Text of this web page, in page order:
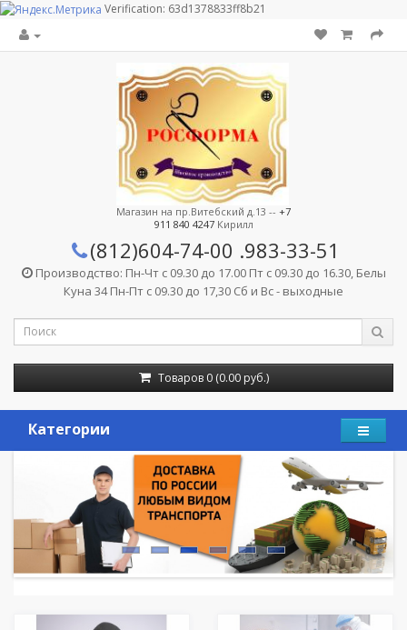
Verification: 63d1378833ff8b21
Магазин на пр.Витебский д.13 -- +7
911 840 4247Кирилл
(812)604-74-00 .983-33-51
Производство: Пн-Чт с 09.30 до 17.00 Пт с 09.30 до 16.30, Белы
Куна 34 Пн-Пт с 09.30 до 17,30 Сб и Вс - выходные
Товаров 0 (0.00 руб.)
Категории